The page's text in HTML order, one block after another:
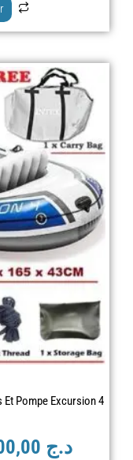
Et Pompe Excursion 4
د.ج 57.000,00.
د.ج
Le
prix
actuel
est :